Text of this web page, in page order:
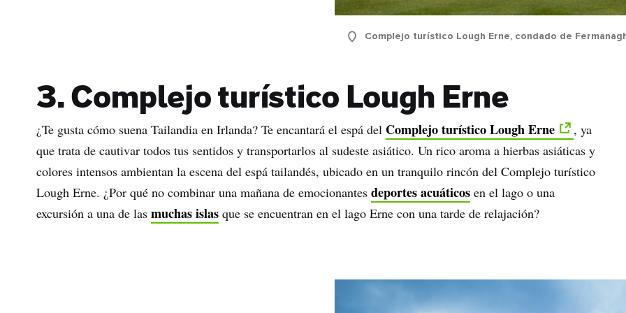
Complejo turístico Lough Erne, condado de
3. Complejo turístico Lough Erne
¿Te gusta cómo suena Tailandia en Irlanda? Te encantará el espá del Complejo turístico Lough Erne
, ya
que trata de cautivar todos tus sentidos y transportarlos al sudeste asiático. Un rico aroma a hierbas asiáticas y
colores intensos ambientan la escena del espá tailandés, ubicado en un tranquilo rincón del Complejo turístico
Lough Erne. ¿Por qué no combinar una mañana de emocionantes deportes acuáticos en el lago o una
excursión a una de las muchas islas que se encuentran en el lago Erne con una tarde de relajación?